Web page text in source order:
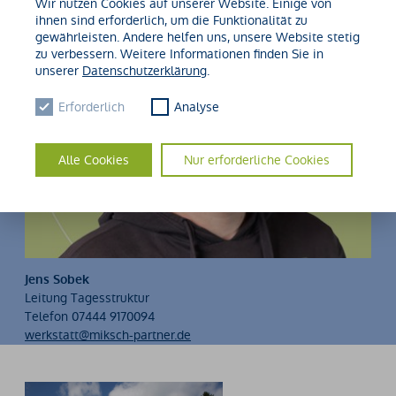
Jens Sobek
Leitung Tagesstruktur
Telefon 07444 9170094
werkstatt@miksch-partner.de
Wir nutzen Cookies auf unserer Website. Einige von
ihnen sind erforderlich, um die Funktionalität zu
gewährleisten. Andere helfen uns, unsere Website stetig
zu verbessern. Weitere Informationen finden Sie in
unserer Datenschutzerklärung.
Erforderlich Analyse
Alle Cookies Nur erforderliche Cookies